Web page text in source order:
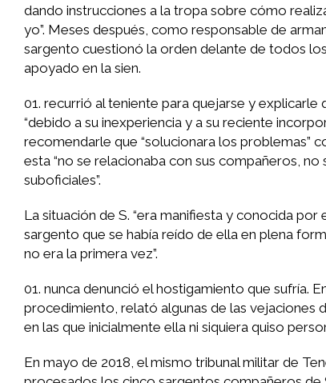
dando instrucciones a la tropa sobre cómo
yo”. Meses después, como responsable de
sargento cuestionó la orden delante de todos
apoyado en la sien.
recurrió al teniente para quejarse y explicarle
“debido a su inexperiencia y a su reciente
recomendarle que “solucionara los problemas”
esta “no se relacionaba con sus compañeros,
suboficiales”.
La situación de S. “era manifiesta y conocida
sargento que se había reído de ella en plena
no era la primera vez”.
nunca denunció el hostigamiento que sufría.
procedimiento, relató algunas de las vejaciones
en las que inicialmente ella ni siquiera quiso
En mayo de 2018, el mismo tribunal militar de